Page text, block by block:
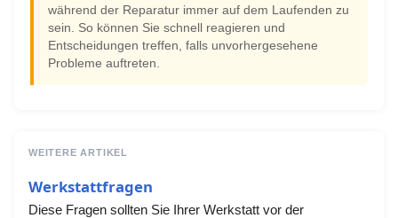
während der Reparatur immer auf dem Laufenden zu
sein. So können Sie schnell reagieren und
Entscheidungen treffen, falls unvorhergesehene
Probleme auftreten.
WEITERE ARTIKEL
Werkstattfragen
Diese Fragen sollten Sie Ihrer Werkstatt vor der